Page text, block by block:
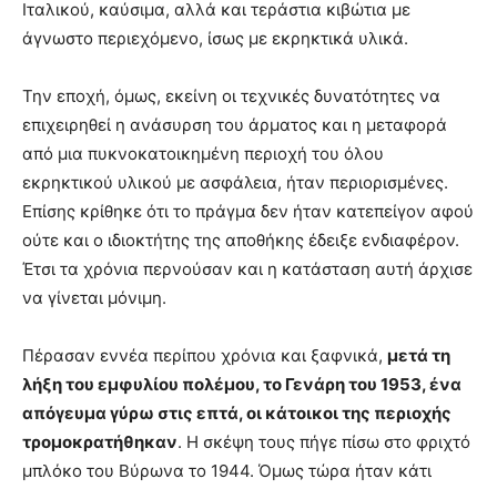
Ιταλικού, καύσιμα, αλλά και τεράστια κιβώτια με
άγνωστο περιεχόμενο, ίσως με εκρηκτικά υλικά.
Την εποχή, όμως, εκείνη οι τεχνικές δυνατότητες να
επιχειρηθεί η ανάσυρση του άρματος και η μεταφορά
από μια πυκνοκατοικημένη περιοχή του όλου
εκρηκτικού υλικού με ασφάλεια, ήταν περιορισμένες.
Επίσης κρίθηκε ότι το πράγμα δεν ήταν κατεπείγον αφού
ούτε και ο ιδιοκτήτης της αποθήκης έδειξε ενδιαφέρον.
Έτσι τα χρόνια περνούσαν και η κατάσταση αυτή άρχισε
να γίνεται μόνιμη.
Πέρασαν εννέα περίπου χρόνια και ξαφνικά, μετά τη
λήξη του εμφυλίου πολέμου, το Γενάρη του 1953, ένα
απόγευμα γύρω στις επτά, οι κάτοικοι της περιοχής
τρομοκρατήθηκαν. Η σκέψη τους πήγε πίσω στο φριχτό
μπλόκο του Βύρωνα το 1944. Όμως τώρα ήταν κάτι